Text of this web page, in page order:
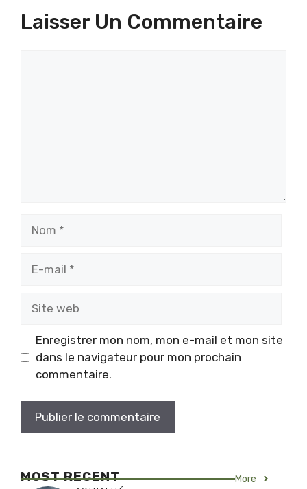
Laisser Un Commentaire
Enregistrer mon nom, mon e-mail et mon site
dans le navigateur pour mon prochain
commentaire.
MOST RECENT More